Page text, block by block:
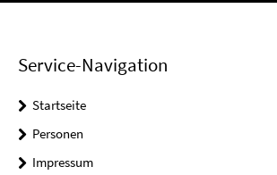
Service-Navigation
Startseite
Personen
Impressum